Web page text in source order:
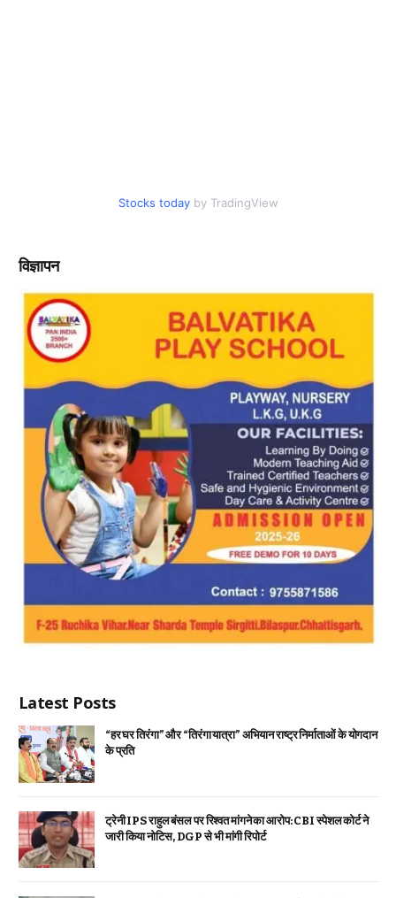
Stocks today by TradingView
विज्ञापन
Latest Posts
“हर घर तिरंगा” और “तिरंगा यात्रा” अभियान राष्ट्र निर्माताओं के योगदान
के प्रति
ट्रेनी IPS राहुल बंसल पर रिश्वत मांगने का आरोप: CBI स्पेशल कोर्ट ने
जारी किया नोटिस, DGP से भी मांगी रिपोर्ट